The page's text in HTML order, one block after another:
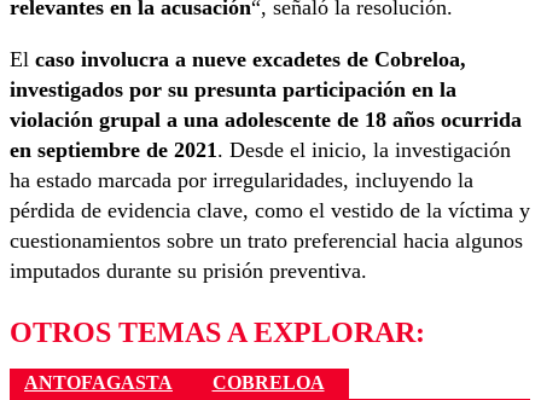
relevantes en la acusación“, señaló la resolución.
El caso involucra a nueve excadetes de Cobreloa,
investigados por su presunta participación en la
violación grupal a una adolescente de 18 años ocurrida
en septiembre de 2021. Desde el inicio, la investigación
ha estado marcada por irregularidades, incluyendo la
pérdida de evidencia clave, como el vestido de la víctima y
cuestionamientos sobre un trato preferencial hacia algunos
imputados durante su prisión preventiva.
OTROS TEMAS A EXPLORAR:
ANTOFAGASTA
COBRELOA